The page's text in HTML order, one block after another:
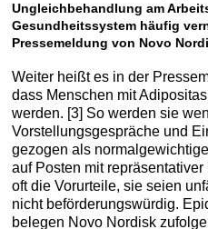
Ungleichbehandlung am
Gesundheitssystem häufig
Pressemeldung von Novo
Weiter heißt es in der
dass Menschen mit
werden. [3] So werden sie
Vorstellungsgespräche und
gezogen als
auf Posten mit
oft die Vorurteile, sie seien
nicht beförderungswürdig.
belegen Novo Nordisk